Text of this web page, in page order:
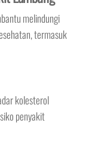
melindungi
termasuk
kolesterol
penyakit